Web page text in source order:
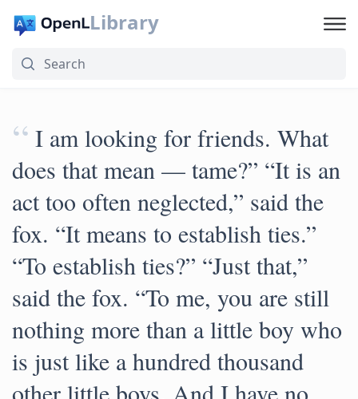
Library
“ I am looking for friends. What
does that mean — tame?” “It is an
act too often neglected,” said the
fox. “It means to establish ties.”
“To establish ties?” “Just that,”
said the fox. “To me, you are still
nothing more than a little boy who
is just like a hundred thousand
other little boys. And I have no